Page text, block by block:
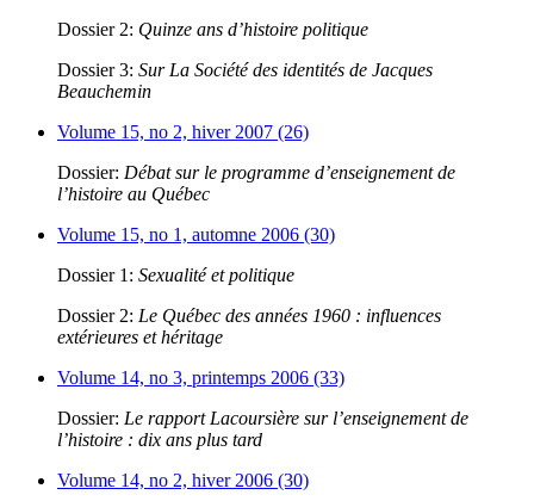
Dossier 2: Quinze ans d’histoire politique
Dossier 3: Sur La Société des identités de Jacques
Beauchemin
Volume 15, no 2, hiver 2007 (26)
Dossier: Débat sur le programme d’enseignement de
l’histoire au Québec
Volume 15, no 1, automne 2006 (30)
Dossier 1: Sexualité et politique
Dossier 2: Le Québec des années 1960 : influences
extérieures et héritage
Volume 14, no 3, printemps 2006 (33)
Dossier: Le rapport Lacoursière sur l’enseignement de
l’histoire : dix ans plus tard
Volume 14, no 2, hiver 2006 (30)